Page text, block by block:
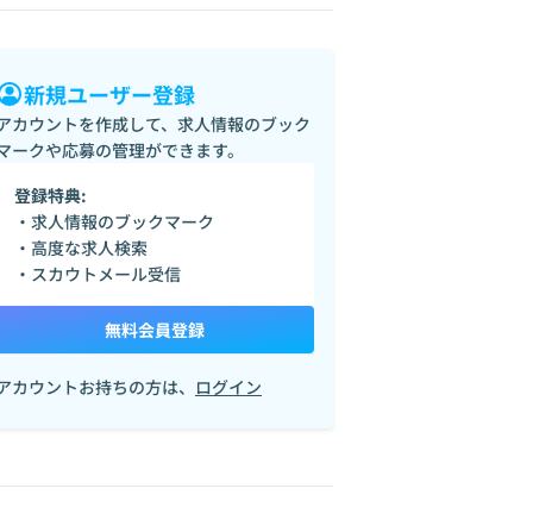
新規ユーザー登録
カウントを作成して、求人情報のブック
ークや応募の管理ができます。
登録特典:
・求人情報のブックマーク
・高度な求人検索
・スカウトメール受信
無料会員登録
カウントお持ちの方は、 ログイン